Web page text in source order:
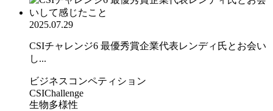
2025.07.29
CSIチャレンジ6 最優秀賞企業代表レンディ氏とお会い
し...
ビジネスコンペティション
CSIChallenge
生物多様性